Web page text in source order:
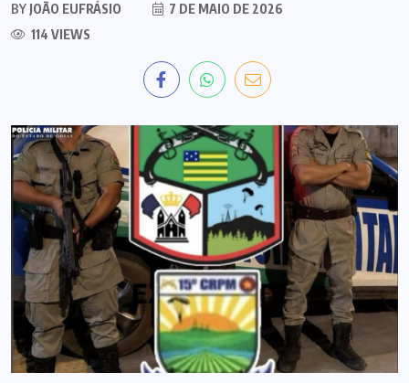
BY JOÃO EUFRÁSIO
7 DE MAIO DE 2026
114 VIEWS